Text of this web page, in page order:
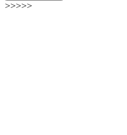
>>>>>